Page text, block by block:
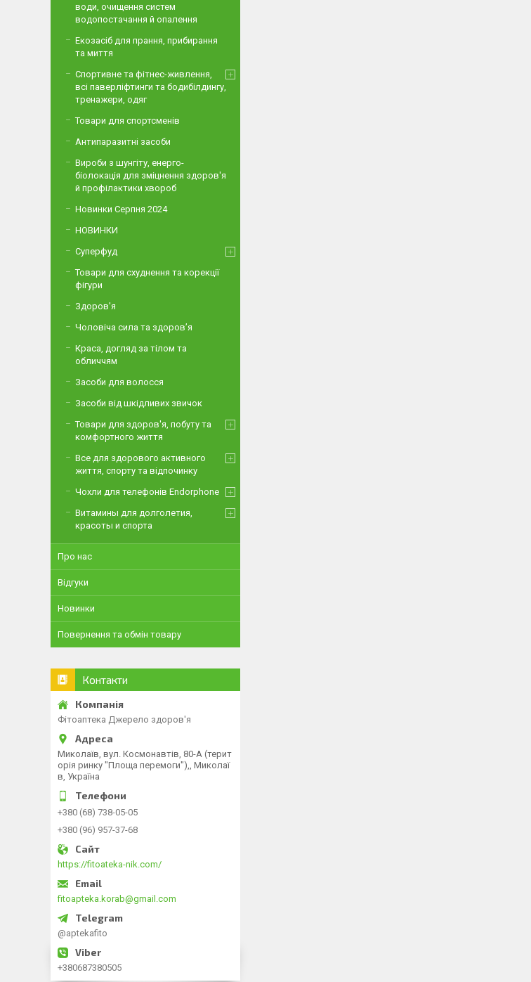
води, очищення систем
водопостачання й опалення
Екозасіб для прання, прибирання
та миття
Спортивне та фітнес-живлення,
всі паверліфтинги та бодибілдингу,
тренажери, одяг
Товари для спортсменів
Антипаразитні засоби
Вироби з шунгіту, енерго-
біолокація для зміцнення здоров'я
й профілактики хвороб
Новинки Серпня 2024
НОВИНКИ
Суперфуд
Товари для схуднення та корекції
фігури
Здоров'я
Чоловіча сила та здоров’я
Краса, догляд за тілом та
обличчям
Засоби для волосся
Засоби від шкідливих звичок
Товари для здоров'я, побуту та
комфортного життя
Все для здорового активного
життя, спорту та відпочинку
Чохли для телефонів Endorphone
Витамины для долголетия,
красоты и спорта
Про нас
Відгуки
Новинки
Повернення та обмін товару
Контакти
Фітоаптека Джерело здоров'я
Миколаїв, вул. Космонавтів, 80-А (терит
орія ринку "Площа перемоги"),, Миколаї
в, Україна
+380 (68) 738-05-05
+380 (96) 957-37-68
https://fitoateka-nik.com/
fitoapteka.korab@gmail.com
@aptekafito
+380687380505